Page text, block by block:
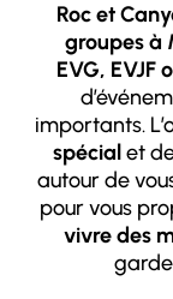
Roc et
groupes à
EVG, EVJF
importants.
spécialet
autour de
pour vous
vivre des